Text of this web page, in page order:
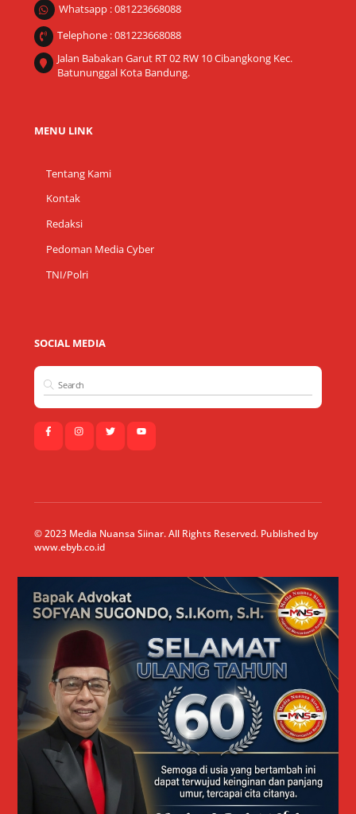
Whatsapp : 081223668088
Telephone : 081223668088
Jalan Babakan Garut RT 02 RW 10 Cibangkong Kec.
Batununggal Kota Bandung.
MENU LINK
Tentang Kami
Kontak
Redaksi
Pedoman Media Cyber
TNI/Polri
SOCIAL MEDIA
© 2023 Media Nuansa Siinar. All Rights Reserved. Published by
www.ebyb.co.id